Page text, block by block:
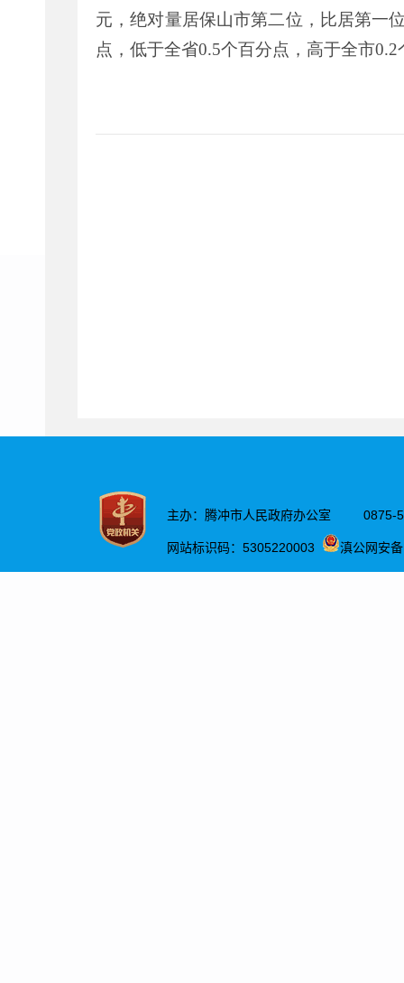
元，绝对量居保山市第二位，比居第一
点，低于全省0.5个百分点，高于全市0.2